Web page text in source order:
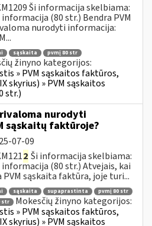
Ši informacija skelbiama:
(80 str.) Bendra PVM
nurodyti informacija:
sąskaita
pvmį 80 str
žinyno kategorijos:
» PVM sąskaitos faktūros,
skyrius) » PVM sąskaitos
str.)
nurodyti
sąskaitų faktūroje?
07-09
2 Ši informacija skelbiama:
(80 str.) Atvejais, kai
sąskaita faktūra, joje turi...
sąskaita supaprastinta
pvmį 80 str
str
Mokesčių žinyno kategorijos:
» PVM sąskaitos faktūros,
skyrius) » PVM sąskaitos